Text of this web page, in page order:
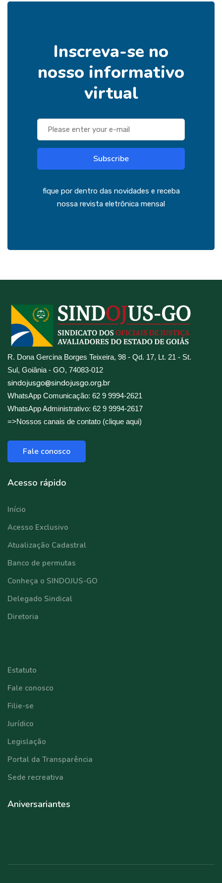
Inscreva-se no
nosso informativo
virtual
Subscribe
fique por dentro das novidades e receba
nossa revista eletrônica mensal
R. Dona Gercina Borges Teixeira, 98 - Qd. 17, Lt. 21 - St.
Sul, Goiânia - GO, 74083-012
sindojusgo@sindojusgo.org.br
WhatsApp Comunicação: 62 9 9994-2621
WhatsApp Administrativo: 62 9 9994-2617
=>Nossos canais de contato (clique aqui)
Fale conosco
Acesso rápido
Início
Acesso Exclusivo
Atualização Cadastral
Banco de permutas
Conheça o SINDOJUS-GO
Delegado Sindical
Diretoria
Estatuto
Fale conosco
Filie-se
Jurídico
Legislação
Portal da Transparência
Sede recreativa
Aniversariantes